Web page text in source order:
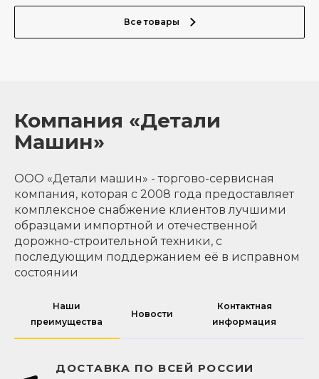
Все товары
Компания «Детали
Машин»
ООО «Детали машин» - торгово-сервисная
компания, которая с 2008 года предоставляет
комплексное снабжение клиентов лучшими
образцами импортной и отечественной
дорожно-строительной техники, с
последующим поддержанием её в исправном
состоянии
Наши
преимущества
Новости
Контактная
информация
ДОСТАВКА ПО ВСЕЙ РОССИИ